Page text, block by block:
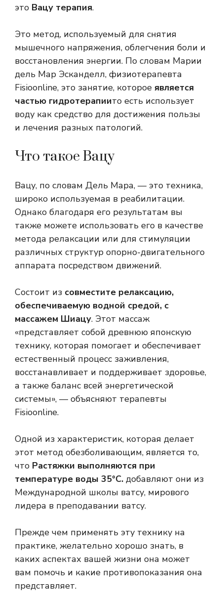
это Вацу терапия.
Это метод, используемый для снятия
мышечного напряжения, облегчения боли и
восстановления энергии. По словам Марии
дель Мар Эсканделл, физиотерапевта
Fisioonline, это занятие, которое является
частью гидротерапиито есть использует
воду как средство для достижения пользы
и лечения разных патологий.
Что такое Вацу
Вацу, по словам Дель Мара, — это техника,
широко используемая в реабилитации.
Однако благодаря его результатам вы
также можете использовать его в качестве
метода релаксации или для стимуляции
различных структур опорно-двигательного
аппарата посредством движений.
Состоит из совместите релаксацию,
обеспечиваемую водной средой, с
массажем Шиацу. Этот массаж
«представляет собой древнюю японскую
технику, которая помогает и обеспечивает
естественный процесс заживления,
восстанавливает и поддерживает здоровье,
а также баланс всей энергетической
системы», — объясняют терапевты
Fisioonline.
Одной из характеристик, которая делает
этот метод обезболивающим, является то,
что Растяжки выполняются при
температуре воды 35°C. добавляют они из
Международной школы ватсу, мирового
лидера в преподавании ватсу.
Прежде чем применять эту технику на
практике, желательно хорошо знать, в
каких аспектах вашей жизни она может
вам помочь и какие противопоказания она
представляет.